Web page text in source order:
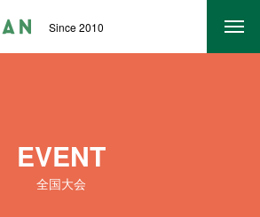
Since 2010
EVENT
全国大会